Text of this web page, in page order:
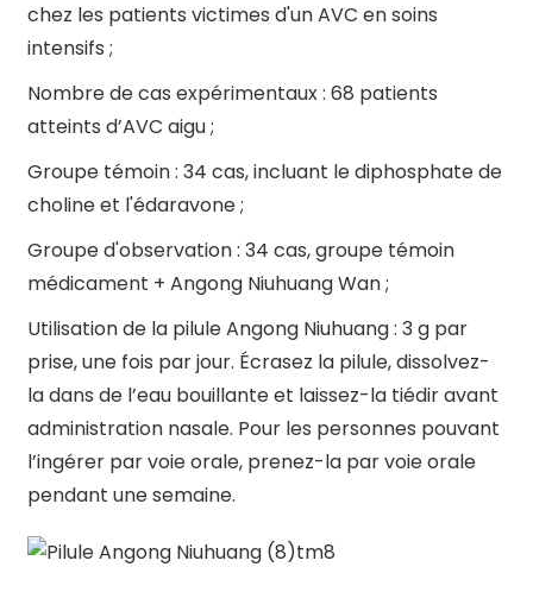
chez les patients victimes d'un AVC en soins
intensifs ;
Nombre de cas expérimentaux : 68 patients
atteints d’AVC aigu ;
Groupe témoin : 34 cas, incluant le diphosphate de
choline et l'édaravone ;
Groupe d'observation : 34 cas, groupe témoin
médicament + Angong Niuhuang Wan ;
Utilisation de la pilule Angong Niuhuang : 3 g par
prise, une fois par jour. Écrasez la pilule, dissolvez-
la dans de l’eau bouillante et laissez-la tiédir avant
administration nasale. Pour les personnes pouvant
l’ingérer par voie orale, prenez-la par voie orale
pendant une semaine.